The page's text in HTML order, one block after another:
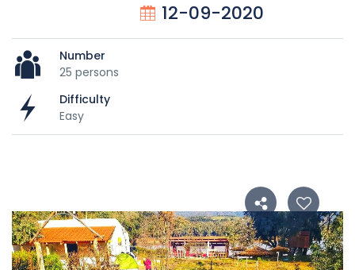
12-09-2020
Number
25 persons
Difficulty
Easy